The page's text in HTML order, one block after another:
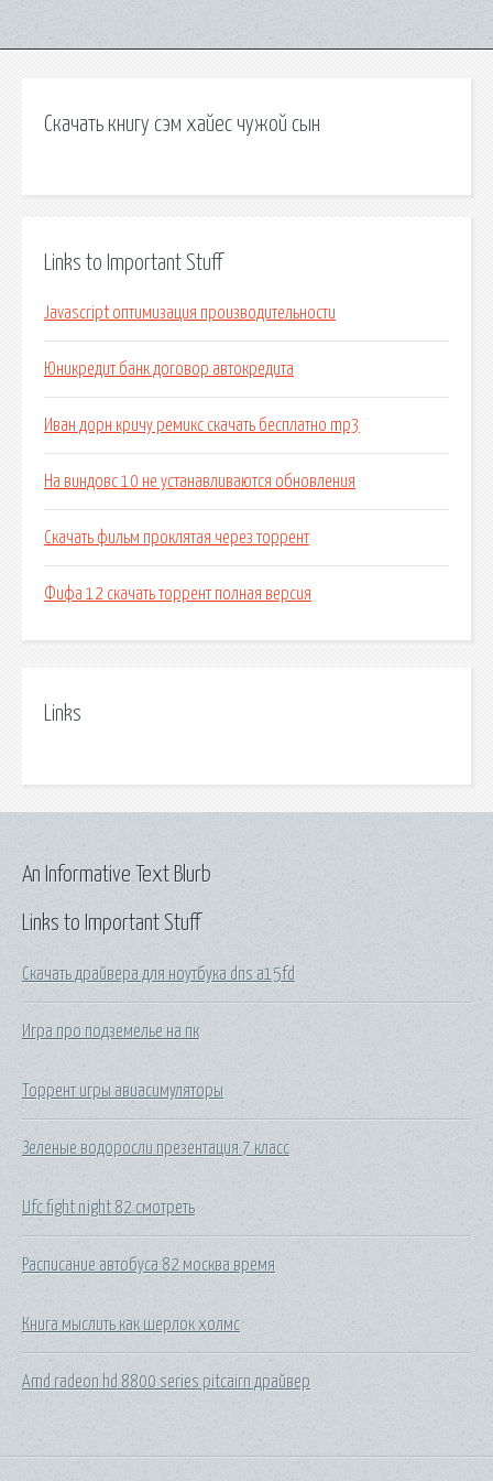
Скачать книгу сэм хайес чужой сын
Links to Important Stuff
Javascript оптимизация производительности
Юникредит банк договор автокредита
Иван дорн кричу ремикс скачать бесплатно mp3
На виндовс 10 не устанавливаются обновления
Скачать фильм проклятая через торрент
Фифа 12 скачать торрент полная версия
Links
Links to Important Stuff
Скачать драйвера для ноутбука dns a15fd
Игра про подземелье на пк
Торрент игры авиасимуляторы
Зеленые водоросли презентация 7 класс
Ufc fight night 82 смотреть
Расписание автобуса 82 москва время
Книга мыслить как шерлок холмс
Amd radeon hd 8800 series pitcairn драйвер
An Informative Text Blurb